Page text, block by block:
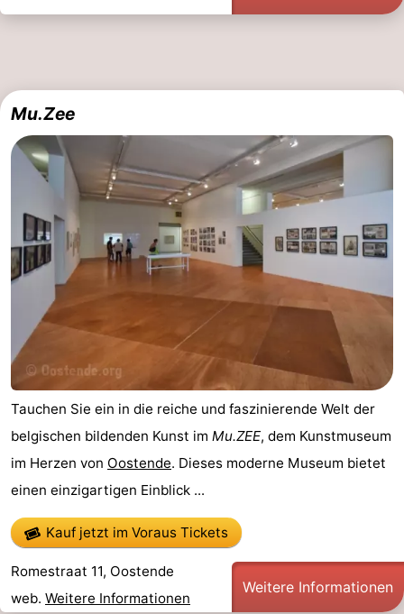
Mu.Zee
Tauchen Sie ein in die reiche und faszinierende Welt der
belgischen bildenden Kunst im Mu.ZEE, dem Kunstmuseum
im Herzen von Oostende. Dieses moderne Museum bietet
einen einzigartigen Einblick ...
Kauf jetzt im Voraus Tickets
Romestraat 11, Oostende
web. Weitere Informationen
Weitere Informationen